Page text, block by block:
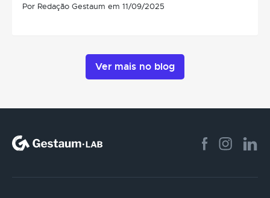
Por Redação Gestaum em 11/09/2025
Ver mais no blog